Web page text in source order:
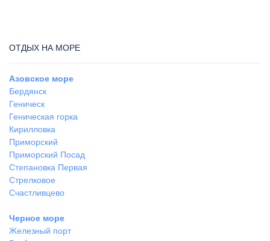
ОТДЫХ НА МОРЕ
Азовское море
Бердянск
Геническ
Геническая горка
Кирилловка
Приморский
Приморский Посад
Степановка Первая
Стрелковое
Счастливцево
Черное море
Железный порт